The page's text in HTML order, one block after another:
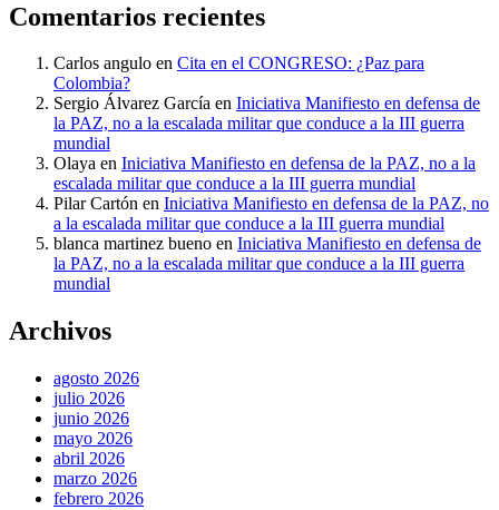
Comentarios recientes
Carlos angulo en Cita en el CONGRESO: ¿Paz para
Colombia?
Sergio Álvarez García en Iniciativa Manifiesto en defensa de
la PAZ, no a la escalada militar que conduce a la III guerra
mundial
Olaya en Iniciativa Manifiesto en defensa de la PAZ, no a la
escalada militar que conduce a la III guerra mundial
Pilar Cartón en Iniciativa Manifiesto en defensa de la PAZ, no
a la escalada militar que conduce a la III guerra mundial
blanca martinez bueno en Iniciativa Manifiesto en defensa de
la PAZ, no a la escalada militar que conduce a la III guerra
mundial
Archivos
agosto 2026
julio 2026
junio 2026
mayo 2026
abril 2026
marzo 2026
febrero 2026